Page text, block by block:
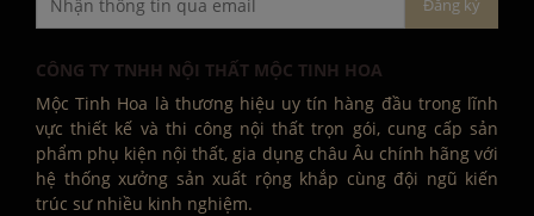
CÔNG TY TNHH NỘI THẤT MỘC TINH HOA
Mộc Tinh Hoa là thương hiệu uy tín hàng đầu trong lĩnh
vực thiết kế và thi công nội thất trọn gói, cung cấp sản
phẩm phụ kiện nội thất, gia dụng châu Âu chính hãng với
hệ thống xưởng sản xuất rộng khắp cùng đội ngũ kiến
trúc sư nhiều kinh nghiệm.